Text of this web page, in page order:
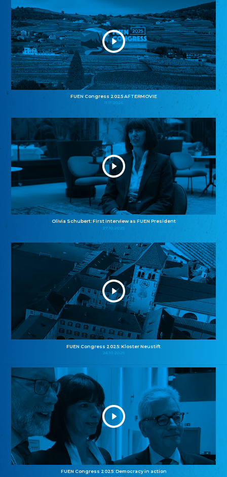
FUEN Congress 2025 AFTERMOVIE
11.11.2025
Olivia Schubert: First interview as FUEN President
27.10.2025
FUEN Congress 2025: Kloster Neustift
26.10.2025
FUEN Congress 2025: Democracy in action